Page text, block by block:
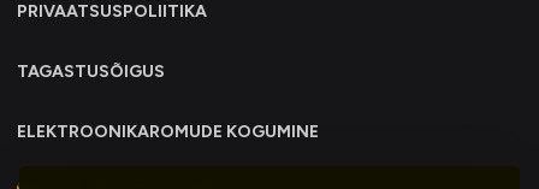
PRIVAATSUSPOLIITIKA
TAGASTUSÕIGUS
ELEKTROONIKAROMUDE KOGUMINE